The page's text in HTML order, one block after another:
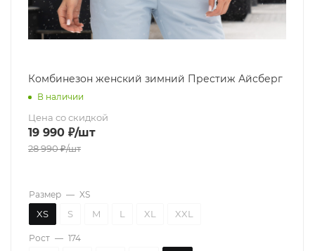
Комбинезон женский зимний Престиж Айсберг
В наличии
Цена со скидкой
19 990 ₽/шт
28 990₽/шт
Размер — XS
XS S M L XL XXL
Рост — 174